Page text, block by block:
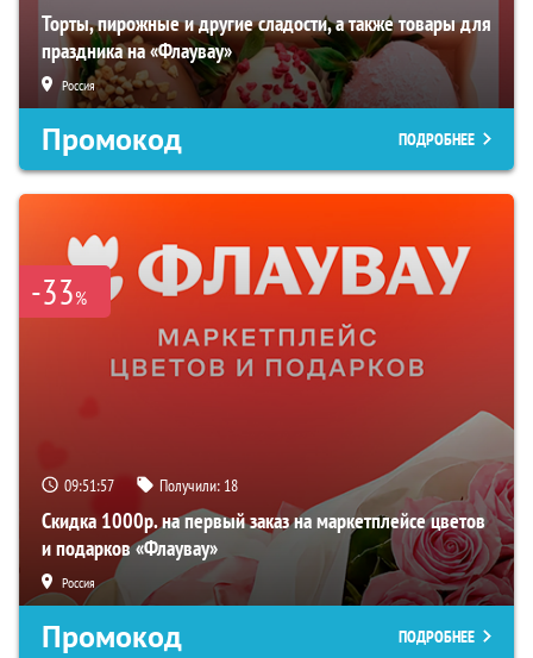
Торты, пирожные и другие сладости, а также товары для
праздника на «Флаувау»
Россия
Промокод ПОДРОБНЕЕ
-33%
09:51:56 Получили: 18
Скидка 1000р. на первый заказ на маркетплейсе цветов
и подарков «Флаувау»
Россия
Промокод ПОДРОБНЕЕ